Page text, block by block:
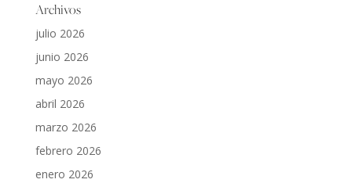
Archivos
julio 2026
junio 2026
mayo 2026
abril 2026
marzo 2026
febrero 2026
enero 2026